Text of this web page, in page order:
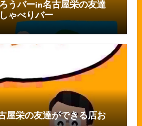
うバーin名古屋栄の友達
ゃべりバー
屋栄の友達ができる店お